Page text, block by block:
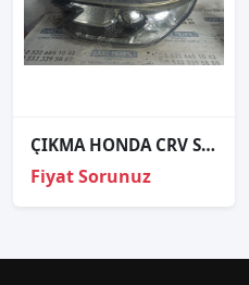
ÇIKMA HONDA CRV SOL ÖN FAR
Fiyat Sorunuz